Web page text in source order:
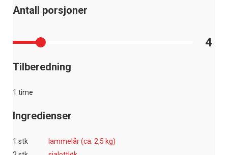
Antall porsjoner
4
Tilberedning
1 time
Ingredienser
1 stk
lammelår (ca. 2,5 kg)